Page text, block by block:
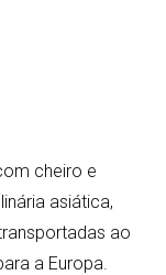
cheiro e
asiática,
ao
a Europa.